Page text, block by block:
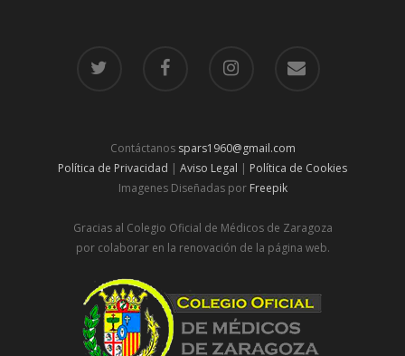
Contáctanos spars1960@gmail.com
Política de Privacidad | Aviso Legal | Política de Cookies
Imagenes Diseñadas por Freepik
Gracias al Colegio Oficial de Médicos de Zaragoza
por colaborar en la renovación de la página web.